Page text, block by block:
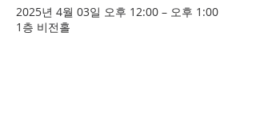
2025년 4월 03일 오후 12:00 – 오후 1:00
1층 비전홀